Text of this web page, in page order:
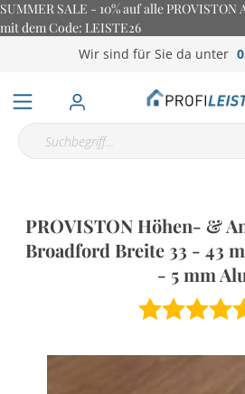
SUMMER SALE - 10% auf alle
mit dem Code: LEISTE26
Wir sind für Sie da unter
PROVISTON Höhen- &
Broadford Breite 33 - 43
- 5 mm